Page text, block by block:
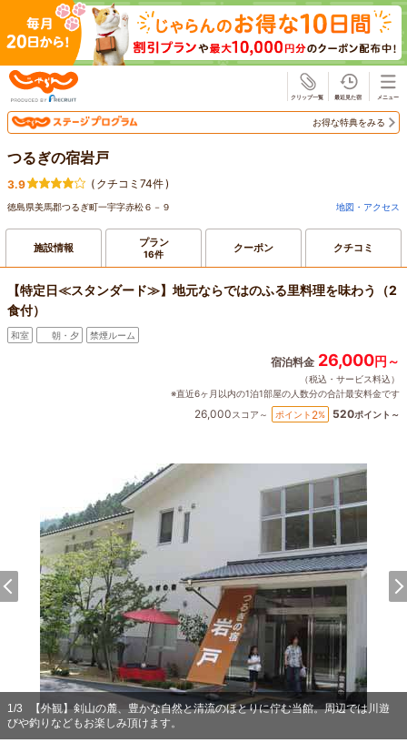
お得な特典をみる
つるぎの宿岩戸
3.9 ( クチコミ74件)
徳島県美馬郡つるぎ町一宇字赤松６－９ 地図・アクセス
施設情報 プラン
16件 クーポン クチコミ
【特定日≪スタンダード≫】地元ならではのふる里料理を味わう（2
食付）
和室 朝・夕 禁煙ルーム
宿泊料金 26,000円～
（税込・サービス料込）
※直近6ヶ月以内の1泊1部屋の人数分の合計最安料金です
26,000スコア～ ポイント 2% 520ポイント～
1/3
【外観】剣山の麓、豊かな自然と清流のほとりに佇む当館。周辺では川遊
びや釣りなどもお楽しみ頂けます。